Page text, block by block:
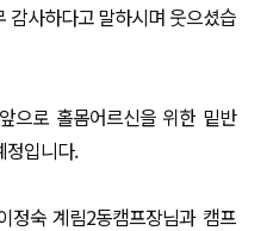
감사하다고 말하시며 웃으셨습
으로 홀몸어르신을 위한 밑반
정입니다.
정숙 계림2동캠프장님과 캠프